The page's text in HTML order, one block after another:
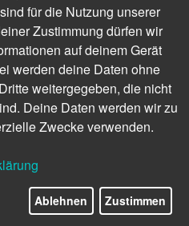
für die Nutzung unserer
Zustimmung dürfen wir
auf deinem Gerät
werden deine Daten ohne
weitergegeben, die nicht
Deine Daten werden wir zu
Zwecke verwenden.
Ablehnen Zustimmen